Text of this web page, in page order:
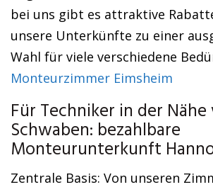
bei uns gibt es attraktive
unsere Unterkünfte zu einer
Wahl für viele verschiedene
Monteurzimmer Eimsheim
Für Techniker in der
Schwaben: bezahlbare
Monteurunterkunft
Zentrale Basis: Von unseren